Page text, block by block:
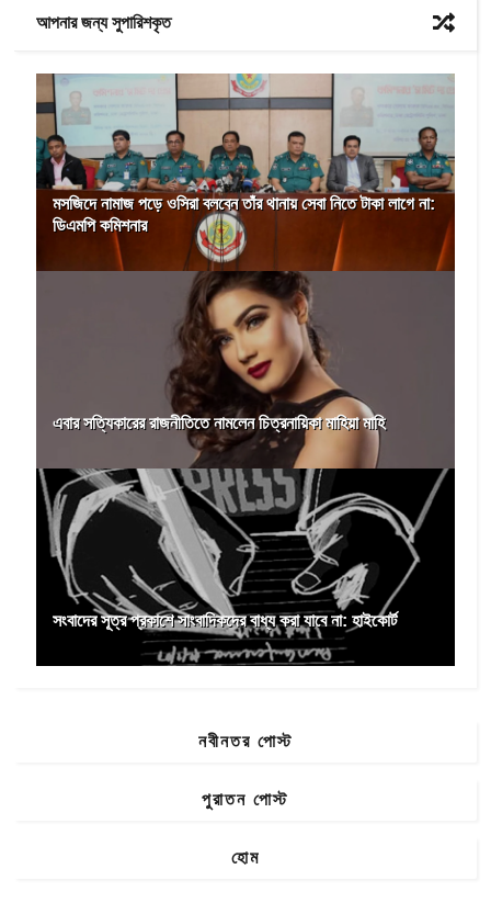
আপনার জন্য সুপারিশকৃত
মসজিদে নামাজ পড়ে ওসিরা বলবেন তাঁর থানায় সেবা নিতে টাকা লাগে না:
ডিএমপি কমিশনার
এবার সত্যিকারের রাজনীতিতে নামলেন চিত্রনায়িকা মাহিয়া মাহি
সংবাদের সূত্র প্রকাশে সাংবাদিকদের বাধ্য করা যাবে না: হাইকোর্ট
নবীনতর পোস্ট
পুরাতন পোস্ট
হোম